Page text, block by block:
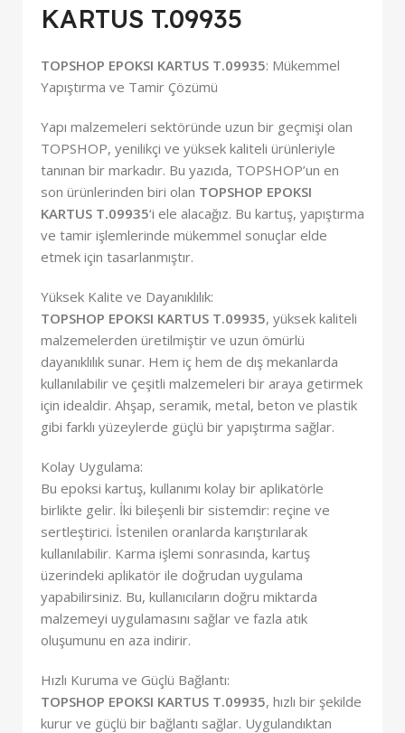
KARTUS T.09935
TOPSHOP EPOKSI KARTUS T.09935: Mükemmel
Yapıştırma ve Tamir Çözümü
Yapı malzemeleri sektöründe uzun bir geçmişi olan
TOPSHOP, yenilikçi ve yüksek kaliteli ürünleriyle
tanınan bir markadır. Bu yazıda, TOPSHOP’un en
son ürünlerinden biri olan TOPSHOP EPOKSI
KARTUS T.09935‘i ele alacağız. Bu kartuş, yapıştırma
ve tamir işlemlerinde mükemmel sonuçlar elde
etmek için tasarlanmıştır.
Yüksek Kalite ve Dayanıklılık:
TOPSHOP EPOKSI KARTUS T.09935, yüksek kaliteli
malzemelerden üretilmiştir ve uzun ömürlü
dayanıklılık sunar. Hem iç hem de dış mekanlarda
kullanılabilir ve çeşitli malzemeleri bir araya getirmek
için idealdir. Ahşap, seramik, metal, beton ve plastik
gibi farklı yüzeylerde güçlü bir yapıştırma sağlar.
Kolay Uygulama:
Bu epoksi kartuş, kullanımı kolay bir aplikatörle
birlikte gelir. İki bileşenli bir sistemdir: reçine ve
sertleştirici. İstenilen oranlarda karıştırılarak
kullanılabilir. Karma işlemi sonrasında, kartuş
üzerindeki aplikatör ile doğrudan uygulama
yapabilirsiniz. Bu, kullanıcıların doğru miktarda
malzemeyi uygulamasını sağlar ve fazla atık
oluşumunu en aza indirir.
Hızlı Kuruma ve Güçlü Bağlantı:
TOPSHOP EPOKSI KARTUS T.09935, hızlı bir şekilde
kurur ve güçlü bir bağlantı sağlar. Uygulandıktan